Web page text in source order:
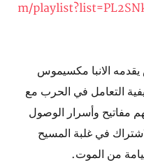
m/
الانبا مكسيموس
التعامل في الحرب مع
مفاتيح وأسرار الوصول
في غلبة المسيح
من الموت.